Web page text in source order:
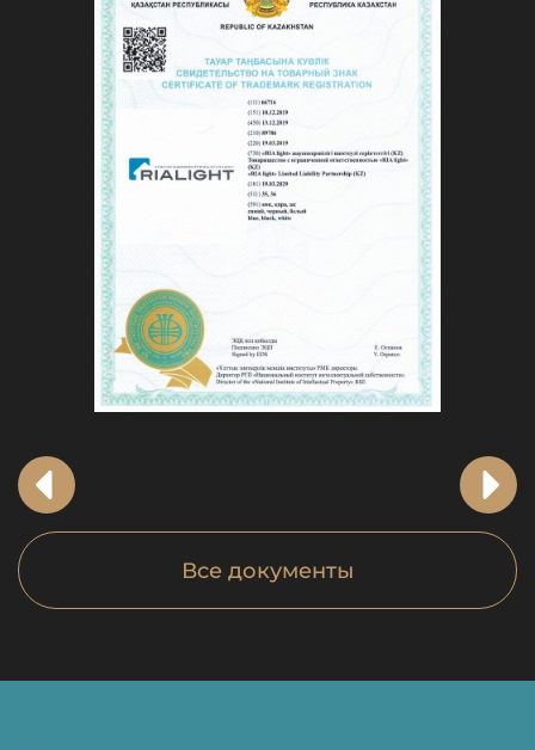
Все документы